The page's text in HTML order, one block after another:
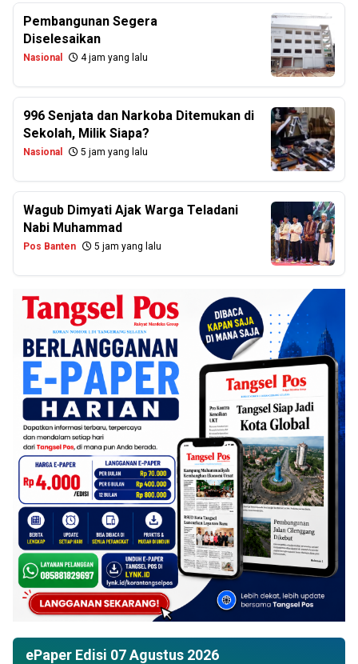
Pembangunan Segera
Diselesaikan
Nasional 4 jam yang lalu
996 Senjata dan Narkoba Ditemukan di
Sekolah, Milik Siapa?
Nasional 5 jam yang lalu
Wagub Dimyati Ajak Warga Teladani
Nabi Muhammad
Pos Banten 5 jam yang lalu
ePaper Edisi 07 Agustus 2026